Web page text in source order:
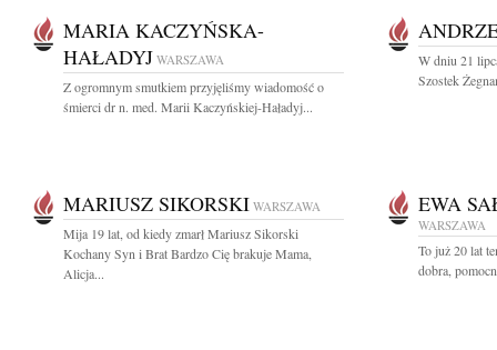
MARIA KACZYŃSKA-
HAŁADYJ WARSZAWA
Z ogromnym smutkiem przyjęliśmy wiadomość o
śmierci dr n. med. Marii Kaczyńskiej-Haładyj...
W dniu 21
Szostek
MARIUSZ SIKORSKI WARSZAWA
Mija 19 lat, od kiedy zmarł Mariusz Sikorski
Kochany Syn i Brat Bardzo Cię brakuje Mama,
Alicja...
EWA
WARSZAWA
To już 20 lat
dobra,